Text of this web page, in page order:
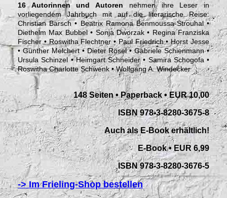
16 Autorinnen und Autoren nehmen ihre Leser in
vorliegendem Jahrbuch mit auf die literarische Reise:
Christian Barsch • Beatrix Ramona Benmoussa-Strouhal •
Diethelm Max Bubbel • Sonja Dworzak • Regina Franziska
Fischer • Roswitha Flechtner • Paul Friedrich • Horst Jesse
• Günther Melchert • Dieter Rösel • Gabriele Schienmann •
Ursula Schinzel • Heimgart Schneider • Samira Schogofa •
Roswitha Charlotte Schwenk • Wolfgang A. Windecker
148 Seiten• Paperback• EUR 10,00
ISBN 978-3-8280-3675-8
Auch als E-Book erhältlich!
E-Book • EUR 6,99
ISBN 978-3-8280-3676-5
-> Im Frieling-Shop bestellen